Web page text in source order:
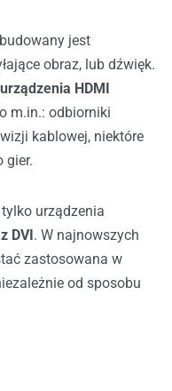
jest
obraz, lub dźwięk.
HDMI
m.in.: odbiorniki
kablowej, niektóre
gier.
tylko urządzenia
DVI. W najnowszych
zastosowana w
od sposobu